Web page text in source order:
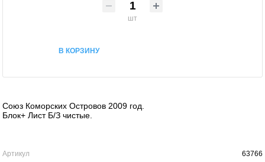
шт
В КОРЗИНУ
Союз Коморских Островов 2009 год.
Блок+ Лист Б/З чистые.
Артикул 63766